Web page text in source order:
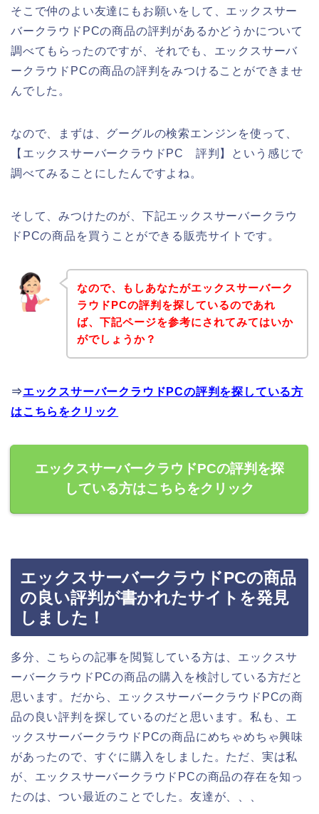
そこで仲のよい友達にもお願いをして、エックスサー
バークラウドPCの商品の評判があるかどうかについて
調べてもらったのですが、それでも、エックスサーバ
ークラウドPCの商品の評判をみつけることができませ
んでした。
なので、まずは、グーグルの検索エンジンを使って、
【エックスサーバークラウドPC 評判】という感じで
調べてみることにしたんですよね。
そして、みつけたのが、下記エックスサーバークラウ
ドPCの商品を買うことができる販売サイトです。
なので、もしあなたがエックスサーバーク
ラウドPCの評判を探しているのであれ
ば、下記ページを参考にされてみてはいか
がでしょうか？
⇒エックスサーバークラウドPCの評判を探している方
はこちらをクリック
エックスサーバークラウドPCの評判を探
している方はこちらをクリック
エックスサーバークラウドPCの商品
の良い評判が書かれたサイトを発見
しました！
多分、こちらの記事を閲覧している方は、エックスサ
ーバークラウドPCの商品の購入を検討している方だと
思います。だから、エックスサーバークラウドPCの商
品の良い評判を探しているのだと思います。私も、エ
ックスサーバークラウドPCの商品にめちゃめちゃ興味
があったので、すぐに購入をしました。ただ、実は私
が、エックスサーバークラウドPCの商品の存在を知っ
たのは、つい最近のことでした。友達が、、、